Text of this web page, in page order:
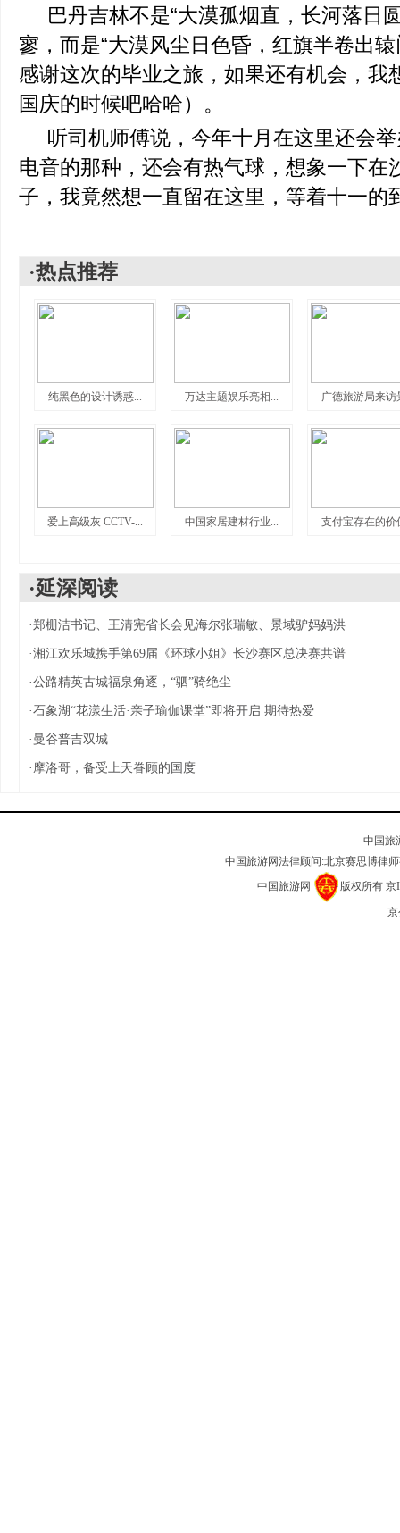
巴丹吉林不是“大漠孤烟直，长河落日
寥，而是“大漠风尘日色昏，红旗半卷出
感谢这次的毕业之旅，如果还有机会，我
国庆的时候吧哈哈）。
听司机师傅说，今年十月在这里还会
电音的那种，还会有热气球，想象一下在
子，我竟然想一直留在这里，等着十一的
·热点推荐
纯黑色的设计诱惑... 万达主题娱乐亮相... 广德旅游局来访
爱上高级灰 CCTV-... 中国家居建材行业... 支付宝存在的价
·延深阅读
·郑栅洁书记、王清宪省长会见海尔张瑞敏、景域驴妈妈洪
·湘江欢乐城携手第69届《环球小姐》长沙赛区总决赛共谱
·公路精英古城福泉角逐，“驷”骑绝尘
·石象湖“花漾生活·亲子瑜伽课堂”即将开启 期待热爱
· 曼谷普吉双城
· 摩洛哥，备受上天眷顾的国度
中国旅
中国旅游网法律顾问:北京赛思博律
中国旅游网
版权所有京
京